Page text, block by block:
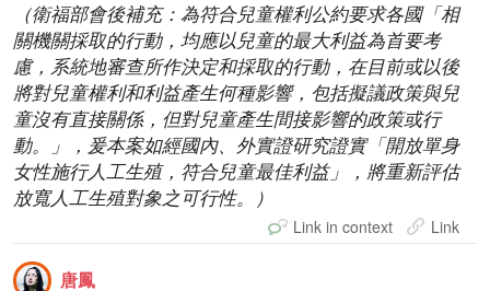
（衛福部會後補充：為符合兒童權利公約要求各國「相
關機關採取的行動，均應以兒童的最大利益為首要考
慮，系統地審查所作決定和採取的行動，在目前或以後
將對兒童權利和利益產生何種影響，包括擬議政策與兒
童沒有直接關係，但對兒童產生間接影響的政策或行
動。」，爰本案如經國內、外實證研究證實「開放單身
女性施行人工生殖，符合兒童最佳利益」，將重新評估
放寬人工生殖對象之可行性。）
Link in context Link
唐鳳